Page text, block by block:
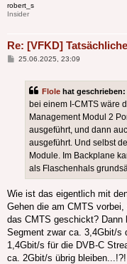
robert_s
Insider
Re: [VFKD]
Beitrag
25.06.2025, 23:09
Flole hat geschrieben:
bei einem I-CMTS wäre
Management Modul 2
ausgeführt, und dann
ausgeführt. Und selbst
Module. Im Backplane
als Flaschenhals
Wie ist das eigentlich mit
Gehen die am CMTS
das CMTS geschickt? Dann
Segment zwar ca. 3,4Gbit/s
1,4Gbit/s für die DVB-C
ca. 2Gbit/s übrig bleiben...!?!